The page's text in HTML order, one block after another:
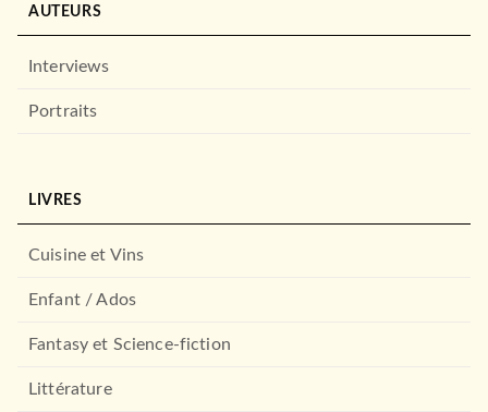
AUTEURS
Interviews
Portraits
LIVRES
Cuisine et Vins
Enfant / Ados
Fantasy et Science-fiction
Littérature